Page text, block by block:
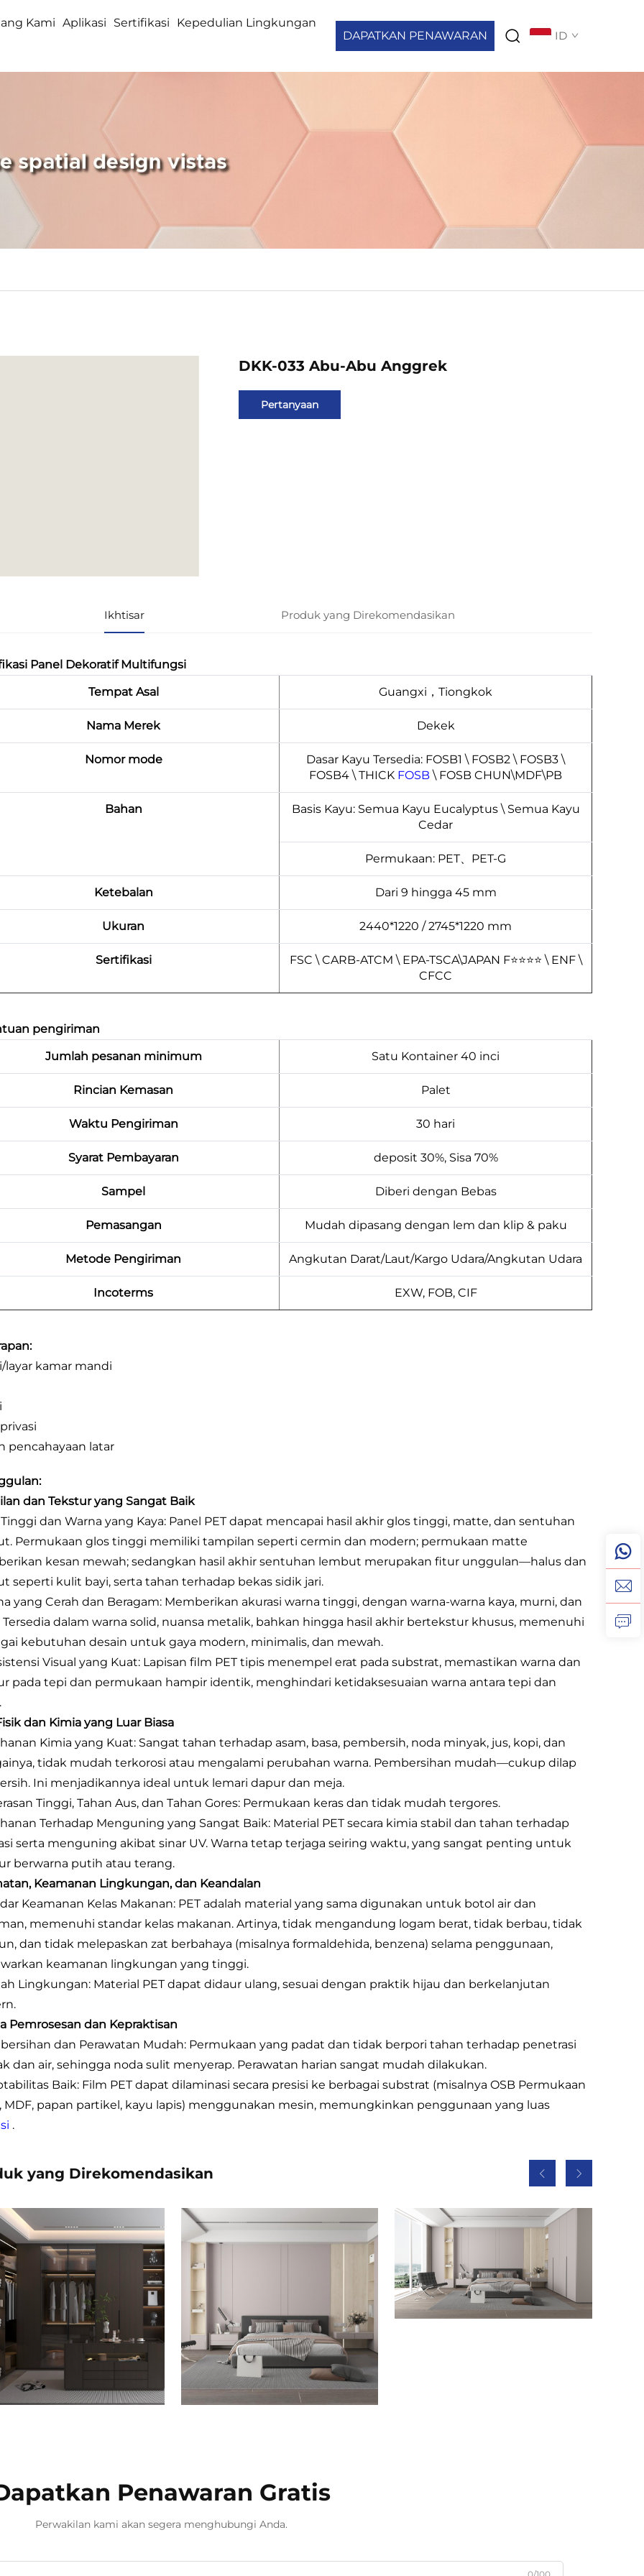
Kami Aplikasi Sertifikasi
Kepedulian Lingkungan
DAPATKAN PENAWARAN
ID
DKK-033 Abu-Abu Anggrek
Pertanyaan
Ikhtisar Produk yang Direkomendasikan
Panel Dekoratif Multifungsi
Tempat Asal
Guangxi，Tiongkok
Nama Merek Dekek
Nomor mode
Dasar Kayu Tersedia: FOSB1 \ FOSB2 \ FOSB3 \
FOSB4 \ THICK FOSB\ FOSB CHUN\MDF\PB
Bahan
Basis Kayu: Semua Kayu Eucalyptus \ Semua Kayu
Cedar
Permukaan: PET、PET-G
Ketebalan Dari 9 hingga 45 mm
Ukuran 2440*1220 / 2745*1220 mm
Sertifikasi
FSC \ CARB-ATCM \ EPA-TSCA\JAPAN F⭐⭐⭐⭐ \ ENF \
CFCC
pengiriman
Jumlah pesanan minimum
Satu Kontainer 40 inci
Rincian Kemasan Palet
Waktu Pengiriman 30 hari
Syarat Pembayaran deposit 30%, Sisa 70%
Sampel Diberi dengan Bebas
Pemasangan Mudah dipasang dengan lem dan klip & paku
Metode Pengiriman Angkutan Darat/Laut/Kargo Udara/Angkutan Udara
Incoterms EXW, FOB, CIF
layar kamar mandi
pencahayaan latar
dan Tekstur yang Sangat Baik
Tinggi dan Warna yang Kaya: Panel PET dapat mencapai hasil akhir glos tinggi, matte, dan sentuhan
Permukaan glos tinggi memiliki tampilan seperti cermin dan modern; permukaan matte
kesan mewah; sedangkan hasil akhir sentuhan lembut merupakan fitur unggulan—halus dan
seperti kulit bayi, serta tahan terhadap bekas sidik jari.
yang Cerah dan Beragam: Memberikan akurasi warna tinggi, dengan warna-warna kaya, murni, dan
Tersedia dalam warna solid, nuansa metalik, bahkan hingga hasil akhir bertekstur khusus, memenuhi
kebutuhan desain untuk gaya modern, minimalis, dan mewah.
Visual yang Kuat: Lapisan film PET tipis menempel erat pada substrat, memastikan warna dan
pada tepi dan permukaan hampir identik, menghindari ketidaksesuaian warna antara tepi dan
dan Kimia yang Luar Biasa
Kimia yang Kuat: Sangat tahan terhadap asam, basa, pembersih, noda minyak, jus, kopi, dan
tidak mudah terkorosi atau mengalami perubahan warna. Pembersihan mudah—cukup dilap
Ini menjadikannya ideal untuk lemari dapur dan meja.
Tinggi, Tahan Aus, dan Tahan Gores: Permukaan keras dan tidak mudah tergores.
Terhadap Menguning yang Sangat Baik: Material PET secara kimia stabil dan tahan terhadap
serta menguning akibat sinar UV. Warna tetap terjaga seiring waktu, yang sangat penting untuk
berwarna putih atau terang.
Keamanan Lingkungan, dan Keandalan
Keamanan Kelas Makanan: PET adalah material yang sama digunakan untuk botol air dan
memenuhi standar kelas makanan. Artinya, tidak mengandung logam berat, tidak berbau, tidak
dan tidak melepaskan zat berbahaya (misalnya formaldehida, benzena) selama penggunaan,
keamanan lingkungan yang tinggi.
Lingkungan: Material PET dapat didaur ulang, sesuai dengan praktik hijau dan berkelanjutan
Pemrosesan dan Kepraktisan
dan Perawatan Mudah: Permukaan yang padat dan tidak berpori tahan terhadap penetrasi
dan air, sehingga noda sulit menyerap. Perawatan harian sangat mudah dilakukan.
Baik: Film PET dapat dilaminasi secara presisi ke berbagai substrat (misalnya OSB Permukaan
MDF, papan partikel, kayu lapis) menggunakan mesin, memungkinkan penggunaan yang luas
.
yang Direkomendasikan
Penawaran Gratis
Perwakilan kami akan segera menghubungi Anda.